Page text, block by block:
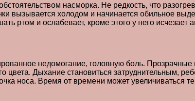
насморка. Не редкость, что
вызывается холодом и начинается обильное
ртом и ослабевает, кроме этого у него исчезает
недомогание, головную боль.
цвета. Дыхание становиться затруднительным,
носа. Время от времени может увеличиваться